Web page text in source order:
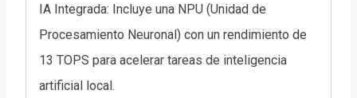
IA Integrada: Incluye una NPU (Unidad de
Procesamiento Neuronal) con un rendimiento de
13 TOPS para acelerar tareas de inteligencia
artificial local.